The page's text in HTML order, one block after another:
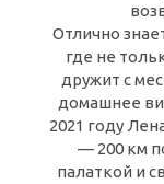
Отлично
где не
дружит с
домашнее
2021 году
— 200 км
палаткой и